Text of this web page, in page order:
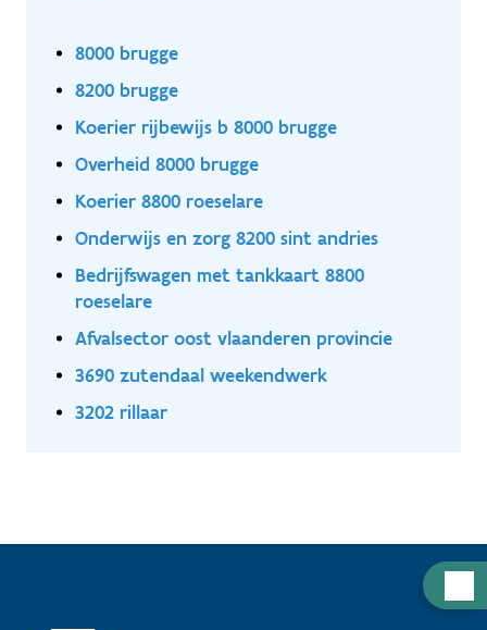
8000 brugge
8200 brugge
Koerier rijbewijs b 8000 brugge
Overheid 8000 brugge
Koerier 8800 roeselare
Onderwijs en zorg 8200 sint andries
Bedrijfswagen met tankkaart 8800
roeselare
Afvalsector oost vlaanderen provincie
3690 zutendaal weekendwerk
3202 rillaar